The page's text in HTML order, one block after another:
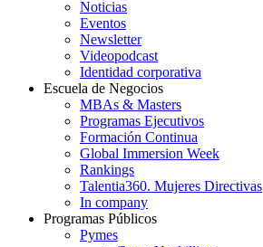
Noticias
Eventos
Newsletter
Videopodcast
Identidad corporativa
Escuela de Negocios
MBAs & Masters
Programas Ejecutivos
Formación Continua
Global Immersion Week
Rankings
Talentia360. Mujeres Directivas
In company
Programas Públicos
Pymes